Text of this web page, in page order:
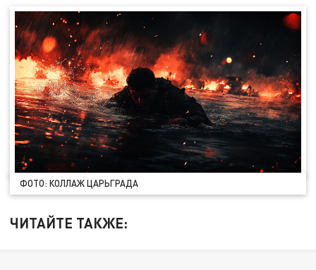
ФОТО: КОЛЛАЖ ЦАРЬГРАДА
ЧИТАЙТЕ ТАКЖЕ: